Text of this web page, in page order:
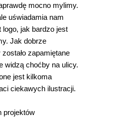
mocno mylimy.
uświadamia nam
logo, jak bardzo jest
Jak dobrze
zapamiętane
widzą choćby na ulicy.
jest kilkoma
ciekawych ilustracji.
projektów